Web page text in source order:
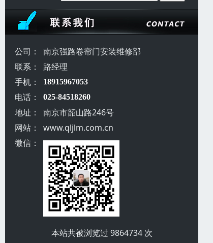
公司：
南京强路卷帘门安装维修部
联系：
路经理
手机：
18915967053
电话： 025-84518260
地址：
南京市韶山路246号
网站：
www.qljlm.com.cn
微信：
本站共被浏览过 9864734 次